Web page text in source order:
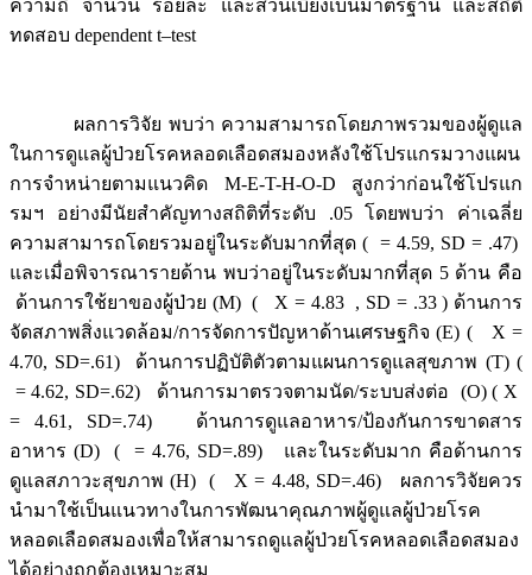
ความถี่ จำนวน ร้อยละ และส่วนเบี่ยงเบนมาตรฐาน และสถิติ
ทดสอบ dependent t–test
ผลการวิจัย พบว่า ความสามารถโดยภาพรวมของผู้ดูแล
ในการดูแลผู้ป่วยโรคหลอดเลือดสมองหลังใช้โปรแกรมวางแผน
การจำหน่ายตามแนวคิด M-E-T-H-O-D สูงกว่าก่อนใช้โปรแก
รมฯ อย่างมีนัยสำคัญทางสถิติที่ระดับ .05 โดยพบว่า ค่าเฉลี่ย
ความสามารถโดยรวมอยู่ในระดับมากที่สุด ( = 4.59, SD = .47)
และเมื่อพิจารณารายด้าน พบว่าอยู่ในระดับมากที่สุด 5 ด้าน คือ
ด้านการใช้ยาของผู้ป่วย (M) ( X = 4.83 , SD = .33 ) ด้านการ
จัดสภาพสิ่งแวดล้อม/การจัดการปัญหาด้านเศรษฐกิจ (E) ( X =
4.70, SD=.61) ด้านการปฏิบัติตัวตามแผนการดูแลสุขภาพ (T) (
= 4.62, SD=.62) ด้านการมาตรวจตามนัด/ระบบส่งต่อ (O) ( X
= 4.61, SD=.74) ด้านการดูแลอาหาร/ป้องกันการขาดสาร
อาหาร (D)
( = 4.76, SD=.89) และในระดับมาก คือด้านการ
ดูแลสภาวะสุขภาพ (H) ( X = 4.48, SD=.46) ผลการวิจัยควร
นำมาใช้เป็นแนวทางในการพัฒนาคุณภาพผู้ดูแลผู้ป่วยโรค
หลอดเลือดสมองเพื่อให้สามารถดูแลผู้ป่วยโรคหลอดเลือดสมอง
ได้อย่างถูกต้องเหมาะสม